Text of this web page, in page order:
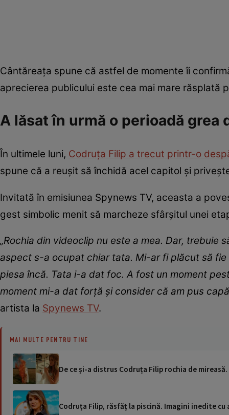
Cântăreața spune că astfel de momente îi
aprecierea publicului este cea mai mare răsplată
A lăsat în urmă o perioadă grea
În ultimele luni, Codruța Filip a trecut printr-o
spune că a reușit să închidă acel capitol și
Invitată în emisiunea Spynews TV, aceasta a
gest simbolic menit să marcheze sfârșitul unei
„Rochia din videoclip nu este a mea. Dar, trebuie
aspect s-a ocupat chiar tata. Mi-ar fi plăcut să
piesa încă. Tata i-a dat foc. A fost un moment
moment mi-a dat forță și consider că am pus
artista la Spynews TV.
MAI MULTE PENTRU TINE
De ce și-a distrus Codruța Filip rochia de
Codruța Filip, răsfăț la piscină. Imagini inedite